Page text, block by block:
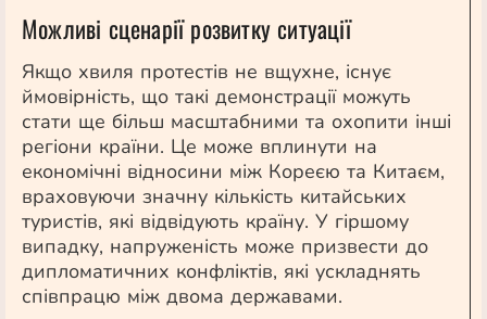
Можливі сценарії розвитку ситуації
Якщо хвиля протестів не вщухне, існує
ймовірність, що такі демонстрації можуть
стати ще більш масштабними та охопити інші
регіони країни. Це може вплинути на
економічні відносини між Кореєю та Китаєм,
враховуючи значну кількість китайських
туристів, які відвідують країну. У гіршому
випадку, напруженість може призвести до
дипломатичних конфліктів, які ускладнять
співпрацю між двома державами.